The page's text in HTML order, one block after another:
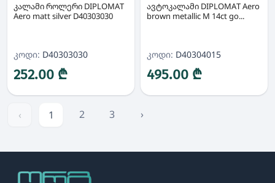
კალამი როლერი DIPLOMAT
Aero matt silver D40303030
კოდი: D40303030
252.00 ₾
ავტოკალამი DIPLOMAT Aero
brown metallic M 14ct go...
კოდი: D40304015
495.00 ₾
‹ 1 2 3 ›